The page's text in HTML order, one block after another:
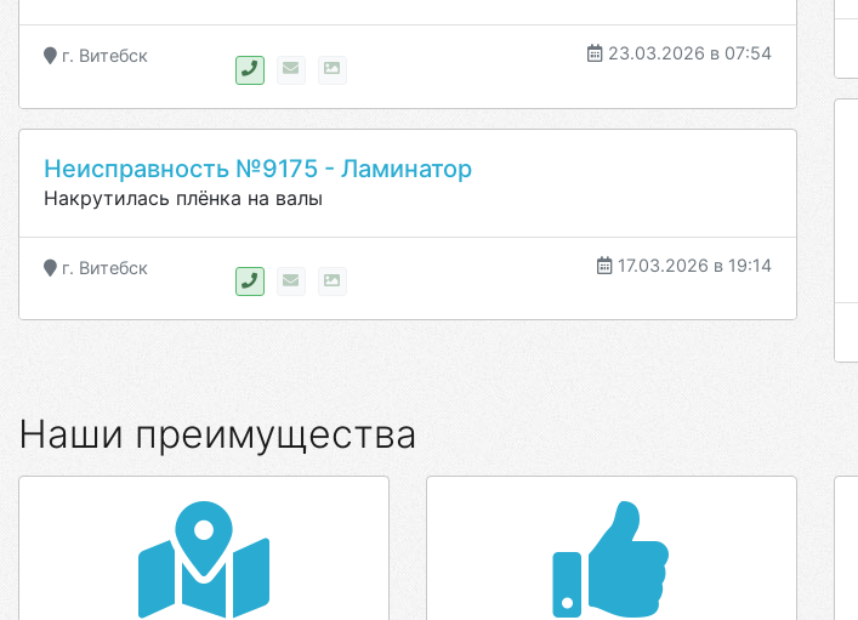
г. Витебск 23.03.2026 в 07:54
Неисправность №9175 - Ламинатор
Накрутилась плёнка на валы
г. Витебск 17.03.2026 в 19:14
Наши преимущества